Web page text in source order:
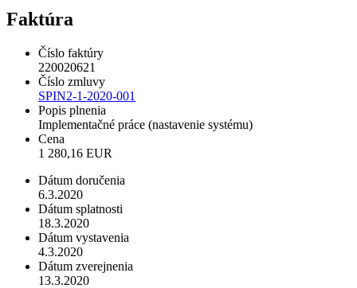
Faktúra
Číslo faktúry
220020621
Číslo zmluvy
SPIN2-1-2020-001
Popis plnenia
Implementačné práce (nastavenie systému)
Cena
1 280,16 EUR
Dátum doručenia
6.3.2020
Dátum splatnosti
18.3.2020
Dátum vystavenia
4.3.2020
Dátum zverejnenia
13.3.2020